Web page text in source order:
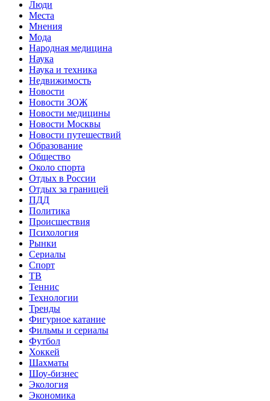
Люди
Места
Мнения
Мода
Народная медицина
Наука
Наука и техника
Недвижимость
Новости
Новости ЗОЖ
Новости медицины
Новости Москвы
Новости путешествий
Образование
Общество
Около спорта
Отдых в России
Отдых за границей
ПДД
Политика
Происшествия
Психология
Рынки
Сериалы
Спорт
ТВ
Теннис
Технологии
Тренды
Фигурное катание
Фильмы и сериалы
Футбол
Хоккей
Шахматы
Шоу-бизнес
Экология
Экономика